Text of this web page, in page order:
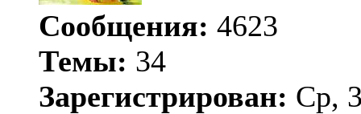
Сообщения: 4623
Темы: 34
Зарегистрирован: Ср,